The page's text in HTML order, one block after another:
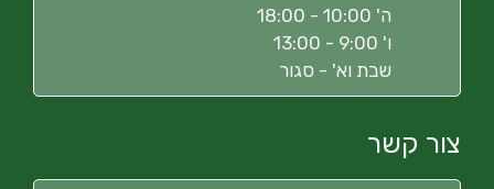
ה' 10:00 - 18:00
ו' 9:00 - 13:00
שבת וא' - סגור
צור קשר